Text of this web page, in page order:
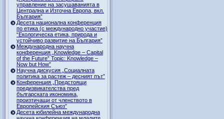
управление на засушаванията в
Централна и Източна Европа, вкл.
България”
Десета национална конференция
по етика (с международно участие)
“Екологическа етика, природа и
устойчиво развитие на България”
Международна научна
конференция „Knowledge – Capital
of the Future” Topic: Knowledge –
Now but How”
Научна дискусия „Социалната
политика за растеж – десният път”
Конференция „Предстоящи
предизвикателства пред
българската икономика,
произтичащи от членството в
Европейския Съюз”
Десета юбилейна международна